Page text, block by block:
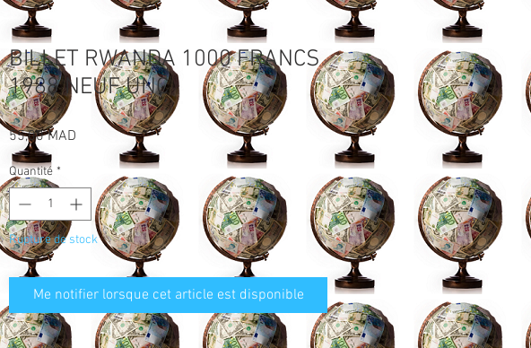
BILLET RWANDA 1000 FRANCS
1988 NEUF UNC
55,00 MAD
Quantité *
Rupture de stock
Me notifier lorsque cet article est disponible